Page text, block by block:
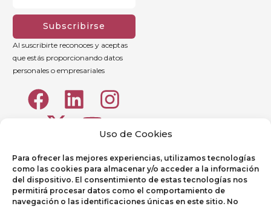
Uso de Cookies
Para ofrecer las mejores experiencias, utilizamos tecnologías
como las cookies para almacenar y/o acceder a la información
del dispositivo. El consentimiento de estas tecnologías nos
permitirá procesar datos como el comportamiento de
navegación o las identificaciones únicas en este sitio. No
Subscribirse
Al suscribirte reconoces y aceptas
que estás proporcionando datos
personales o empresariales